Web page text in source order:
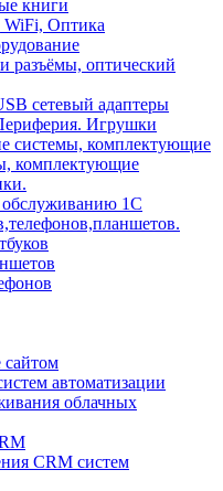
книги
WiFi, Оптика
разъёмы, оптический
сетевый адаптеры
Игрушки
системы, комплектующие
комплектующие
обслуживанию 1С
сайтом
автоматизации
облачных
CRM систем